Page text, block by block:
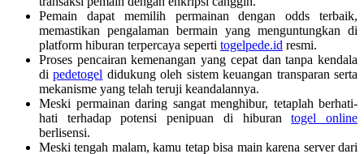
Pemain dapat memilih permainan dengan odds terbaik,
memastikan pengalaman bermain yang menguntungkan di
platform hiburan terpercaya seperti togelpede.id resmi.
Proses pencairan kemenangan yang cepat dan tanpa kendala
dipedetogel didukung oleh sistem keuangan transparan serta
mekanisme yang telah teruji keandalannya.
Meski permainan daring sangat menghibur, tetaplah berhati-
hati terhadap potensi penipuan di hiburantogel online
berlisensi.
Meski tengah malam, kamu tetap bisa main karena server dari